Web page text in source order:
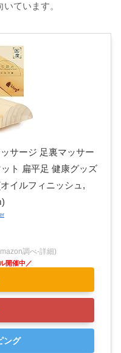
ています。
サージ 足裏マッサー
ト 扁平足 健康グッズ
イルフィニッシュ,
調べ-詳細)
ング